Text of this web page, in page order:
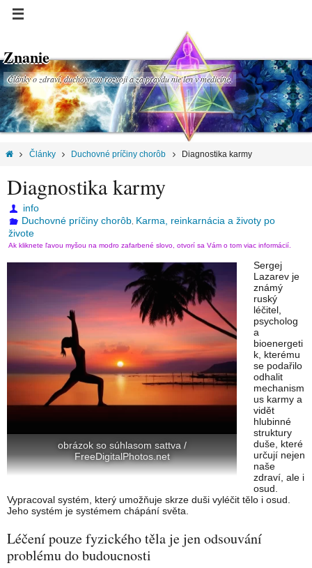
Znanie
Články o zdraví, duchovnom rozvoji a za pravdu nie len v medicíne.
Články Duchovné príčiny chorôb Diagnostika karmy
Diagnostika karmy
info
Duchovné príčiny chorôb Karma, reinkarnácia a životy po
živote
Ak kliknete ľavou myšou na modro zafarbené slovo, otvorí sa Vám o tom viac informácií.
obrázok so súhlasom sattva /
FreeDigitalPhotos.net
Sergej
Lazarev je
známý
ruský
léčitel,
psycholog
a
bioenergeti
k, kterému
se podařilo
odhalit
mechanism
us karmy a
vidět
hlubinné
struktury
duše, které
určují nejen
naše
zdraví, ale i
osud.
Vypracoval systém, který umožňuje skrze duši vyléčit tělo i osud.
Jeho systém je systémem chápání světa.
Léčení pouze fyzického těla je jen odsouvání
problému do budoucnosti